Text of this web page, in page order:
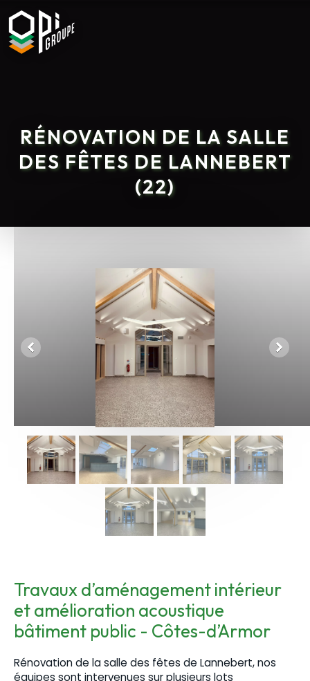
RÉNOVATION DE LA SALLE
DES FÊTES DE LANNEBERT
(22)
Travaux d’aménagement intérieur
et amélioration acoustique
bâtiment public - Côtes-d’Armor
Rénovation de la salle des fêtes de Lannebert, nos
équipes sont intervenues sur plusieurs lots